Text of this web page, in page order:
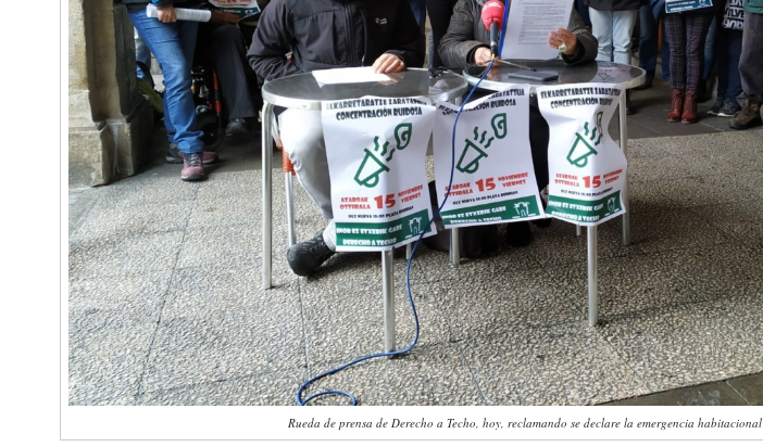
Rueda de prensa de Derecho a Techo, hoy, reclamando se declare la emergencia habitacional